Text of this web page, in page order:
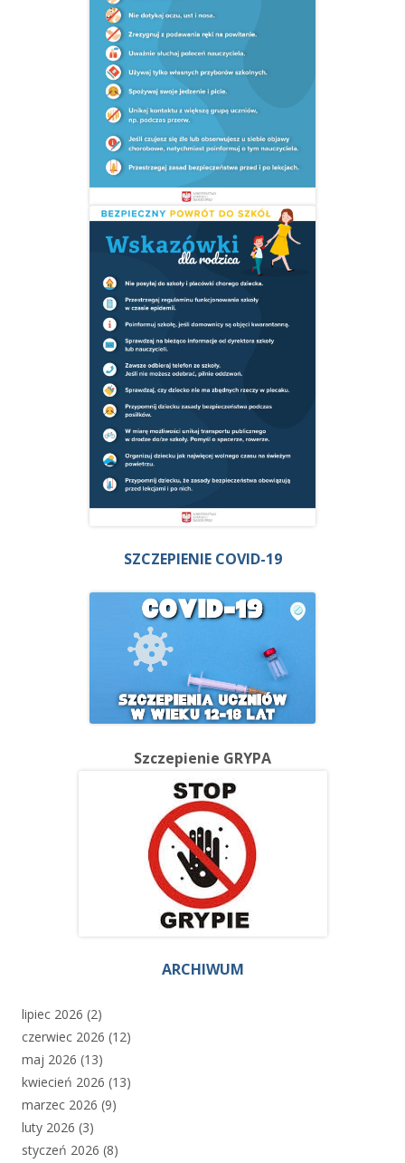
SZCZEPIENIE COVID-19
Szczepienie GRYPA
ARCHIWUM
lipiec 2026 (2)
czerwiec 2026 (12)
maj 2026 (13)
kwiecień 2026 (13)
marzec 2026 (9)
luty 2026 (3)
styczeń 2026 (8)